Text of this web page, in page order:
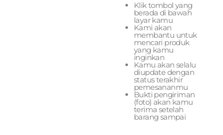
Klik tombol yang
berada di bawah
layar kamu
Kami akan
membantu untuk
mencari produk
yang kamu
inginkan
Kamu akan selalu
diupdate dengan
status terakhir
pemesananmu
Bukti pengiriman
(foto) akan kamu
terima setelah
barang sampai